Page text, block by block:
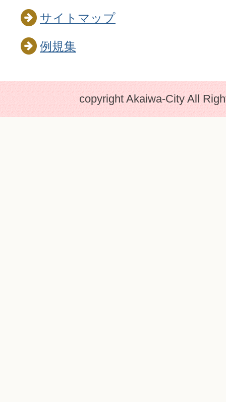
サイトマップ
例規集
copyright Akaiwa-City All